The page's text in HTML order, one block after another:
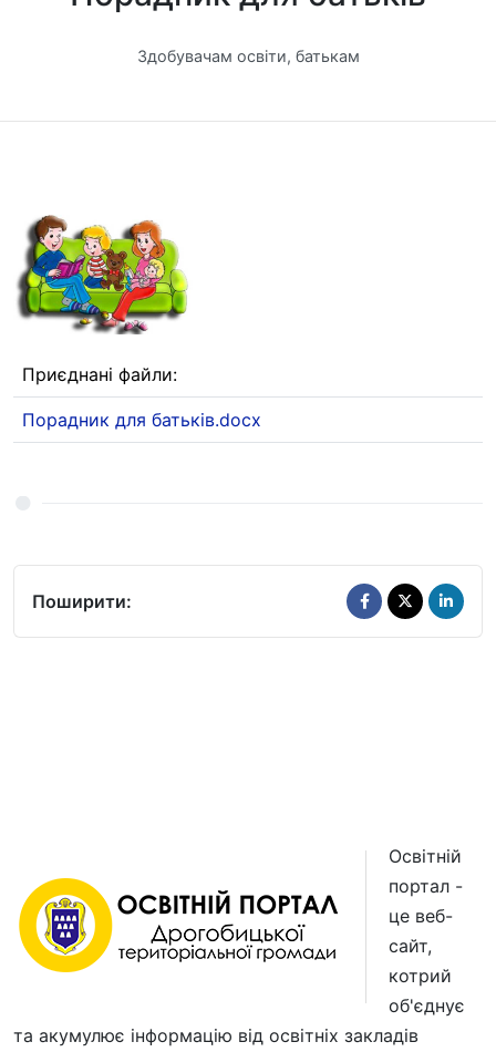
Здобувачам освіти, батькам
Приєднані файли:
Порадник для батьків.docx
Поширити:
Освітній
портал -
це веб-
сайт,
котрий
об'єднує
та акумулює інформацію від освітніх закладів